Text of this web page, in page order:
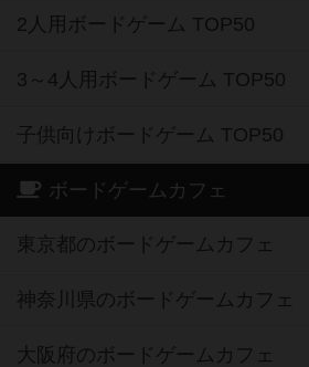
2人用ボードゲーム TOP50
3～4人用ボードゲーム TOP50
子供向けボードゲーム TOP50
ボードゲームカフェ
東京都のボードゲームカフェ
神奈川県のボードゲームカフェ
大阪府のボードゲームカフェ